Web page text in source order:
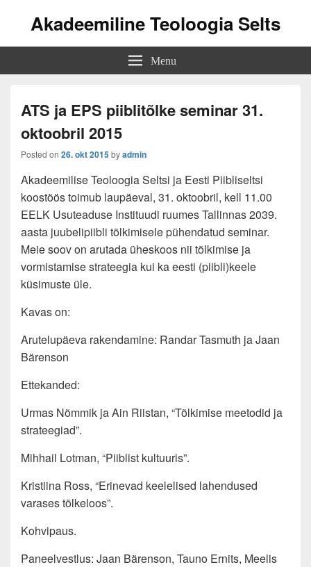
Akadeemiline Teoloogia Selts
Menu
ATS ja EPS piiblitõlke seminar 31.
oktoobril 2015
Posted on 26. okt 2015byadmin
Akadeemilise Teoloogia Seltsi ja Eesti Piibliseltsi
koostöös toimub laupäeval, 31. oktoobril, kell 11.00
EELK Usuteaduse Instituudi ruumes Tallinnas 2039.
aasta juubelipiibli tõlkimisele pühendatud seminar.
Meie soov on arutada üheskoos nii tõlkimise ja
vormistamise strateegia kui ka eesti (piibli)keele
küsimuste üle.
Kavas on:
Arutelupäeva rakendamine: Randar Tasmuth ja Jaan
Bärenson
Ettekanded:
Urmas Nõmmik ja Ain Riistan, “Tõlkimise meetodid ja
strateegiad”.
Mihhail Lotman, “Piiblist kultuuris”.
Kristiina Ross, “Erinevad keelelised lahendused
varases tõlkeloos”.
Kohvipaus.
Paneelvestlus: Jaan Bärenson, Tauno Ernits, Meelis